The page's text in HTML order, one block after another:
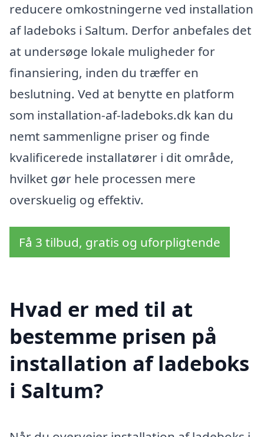
reducere omkostningerne ved installation
af ladeboks i Saltum. Derfor anbefales det
at undersøge lokale muligheder for
finansiering, inden du træffer en
beslutning. Ved at benytte en platform
som installation-af-ladeboks.dk kan du
nemt sammenligne priser og finde
kvalificerede installatører i dit område,
hvilket gør hele processen mere
overskuelig og effektiv.
Få 3 tilbud, gratis og uforpligtende
Hvad er med til at
bestemme prisen på
installation af ladeboks
i Saltum?